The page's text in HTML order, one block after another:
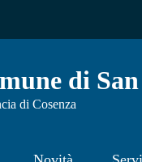
di
di Cosenza